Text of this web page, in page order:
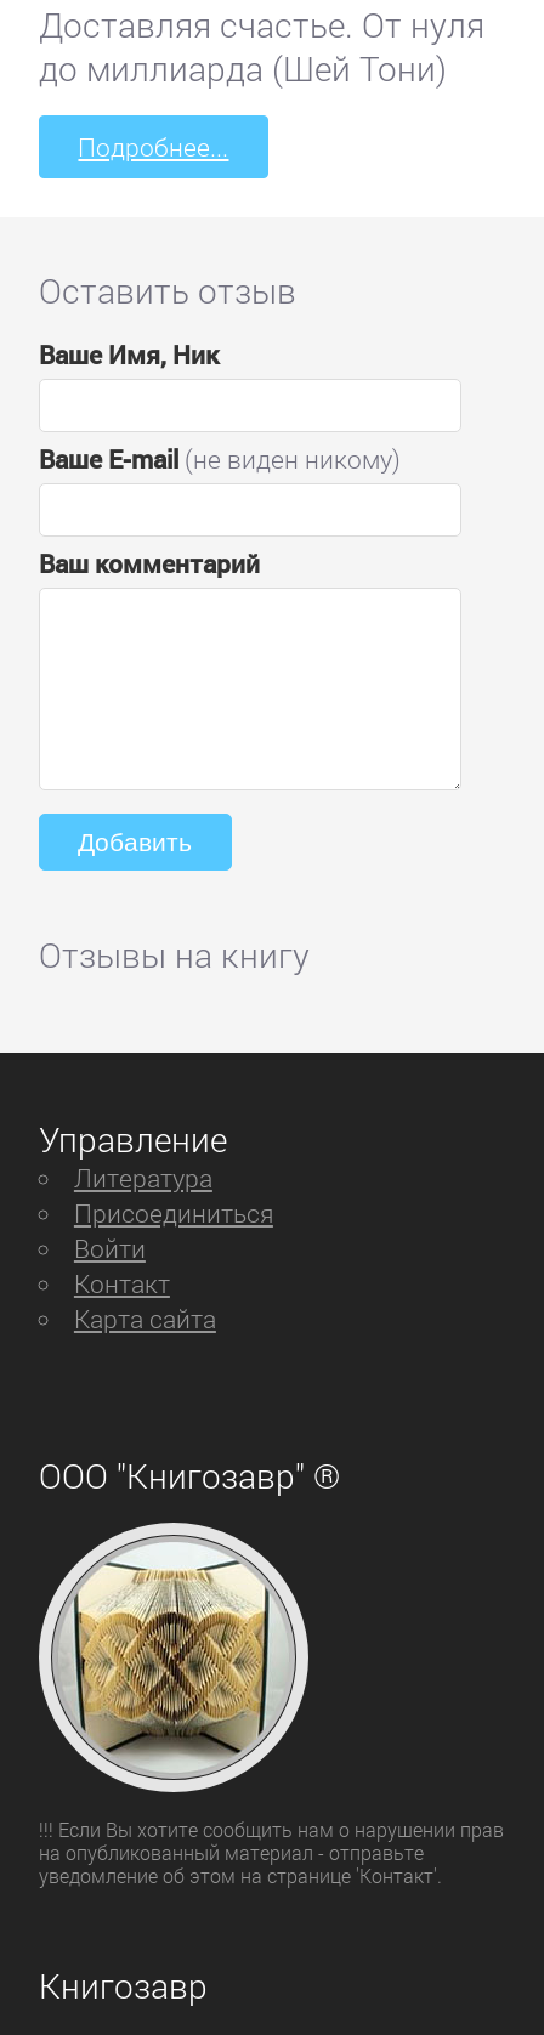
Доставляя счастье. От нуля
до миллиарда (Шей Тони)
Подробнее...
Оставить отзыв
Ваше Имя, Ник
Ваше E-mail(не виден никому)
Ваш комментарий
Отзывы на книгу
Управление
Литература
Присоединиться
Войти
Контакт
Карта сайта
ООО "Книгозавр" ®
!!! Если Вы хотите сообщить нам о нарушении прав
на опубликованный материал - отправьте
уведомление об этом на странице 'Контакт'.
Книгозавр